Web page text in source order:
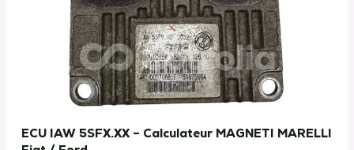
ECU IAW 5SFX.XX – Calculateur MAGNETI MARELLI